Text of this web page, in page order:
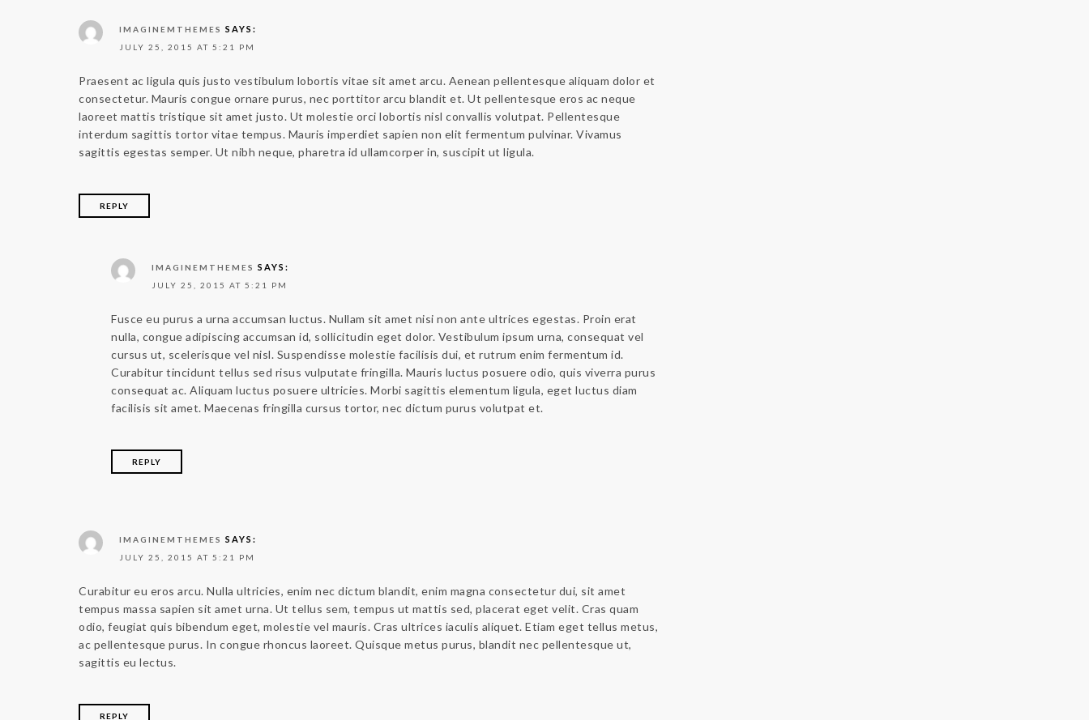
IMAGINEMTHEMES SAYS:
JULY 25, 2015 AT 5:21 PM
Praesent ac ligula quis justo vestibulum lobortis vitae sit amet arcu. Aenean pellentesque aliquam dolor et
consectetur. Mauris congue ornare purus, nec porttitor arcu blandit et. Ut pellentesque eros ac neque
laoreet mattis tristique sit amet justo. Ut molestie orci lobortis nisl convallis volutpat. Pellentesque
interdum sagittis tortor vitae tempus. Mauris imperdiet sapien non elit fermentum pulvinar. Vivamus
sagittis egestas semper. Ut nibh neque, pharetra id ullamcorper in, suscipit ut ligula.
REPLY
IMAGINEMTHEMES SAYS:
JULY 25, 2015 AT 5:21 PM
Fusce eu purus a urna accumsan luctus. Nullam sit amet nisi non ante ultrices egestas. Proin erat
nulla, congue adipiscing accumsan id, sollicitudin eget dolor. Vestibulum ipsum urna, consequat vel
cursus ut, scelerisque vel nisl. Suspendisse molestie facilisis dui, et rutrum enim fermentum id.
Curabitur tincidunt tellus sed risus vulputate fringilla. Mauris luctus posuere odio, quis viverra purus
consequat ac. Aliquam luctus posuere ultricies. Morbi sagittis elementum ligula, eget luctus diam
facilisis sit amet. Maecenas fringilla cursus tortor, nec dictum purus volutpat et.
REPLY
IMAGINEMTHEMES SAYS:
JULY 25, 2015 AT 5:21 PM
Curabitur eu eros arcu. Nulla ultricies, enim nec dictum blandit, enim magna consectetur dui, sit amet
tempus massa sapien sit amet urna. Ut tellus sem, tempus ut mattis sed, placerat eget velit. Cras quam
odio, feugiat quis bibendum eget, molestie vel mauris. Cras ultrices iaculis aliquet. Etiam eget tellus metus,
ac pellentesque purus. In congue rhoncus laoreet. Quisque metus purus, blandit nec pellentesque ut,
sagittis eu lectus.
REPLY